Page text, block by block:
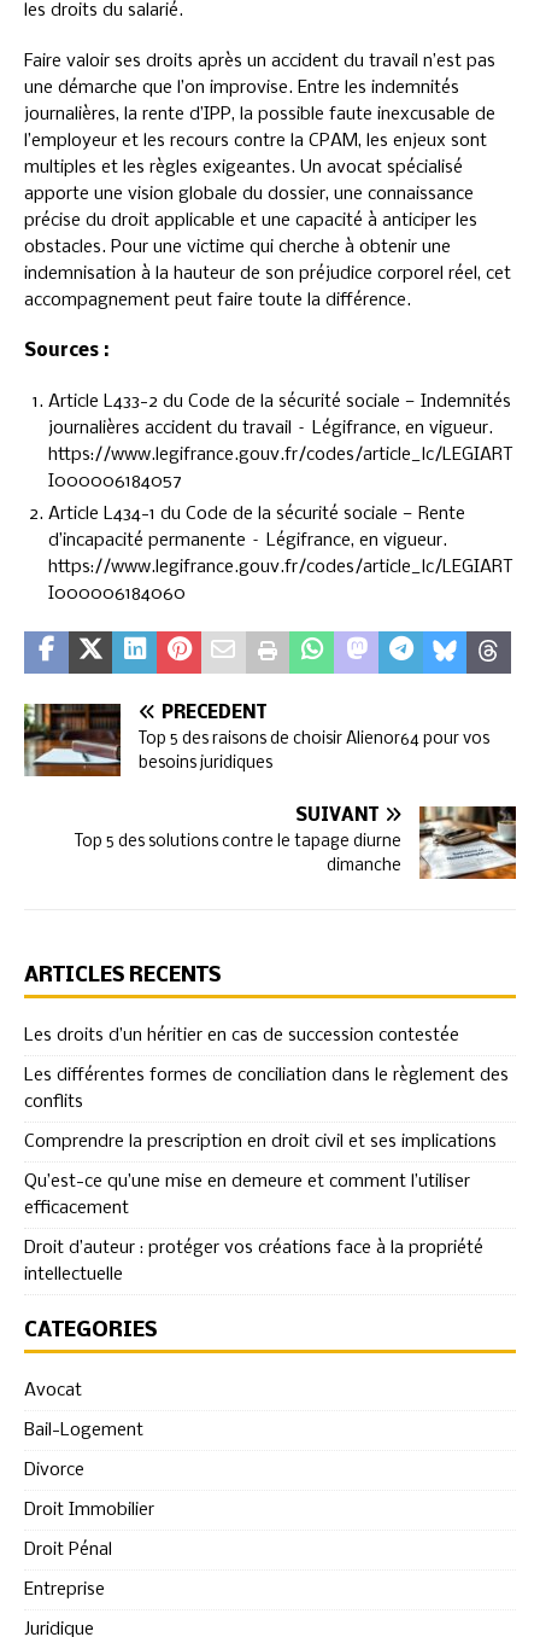
les droits du salarié.
Faire valoir ses droits après un accident du travail n’est pas
une démarche que l’on improvise. Entre les indemnités
journalières, la rente d’IPP, la possible faute inexcusable de
l’employeur et les recours contre la CPAM, les enjeux sont
multiples et les règles exigeantes. Un avocat spécialisé
apporte une vision globale du dossier, une connaissance
précise du droit applicable et une capacité à anticiper les
obstacles. Pour une victime qui cherche à obtenir une
indemnisation à la hauteur de son préjudice corporel réel, cet
accompagnement peut faire toute la différence.
Sources :
Article L433-2 du Code de la sécurité sociale — Indemnités
journalières accident du travail – Légifrance, en vigueur.
https://www.legifrance.gouv.fr/codes/article_lc/LEGIART
I000006184057
Article L434-1 du Code de la sécurité sociale — Rente
d’incapacité permanente – Légifrance, en vigueur.
https://www.legifrance.gouv.fr/codes/article_lc/LEGIART
I000006184060
PRÉCÉDENT
Top 5 des raisons de choisir Alienor64 pour vos
besoins juridiques
SUIVANT
Top 5 des solutions contre le tapage diurne
dimanche
ARTICLES RÉCENTS
Les droits d’un héritier en cas de succession contestée
Les différentes formes de conciliation dans le règlement des
conflits
Comprendre la prescription en droit civil et ses implications
Qu’est-ce qu’une mise en demeure et comment l’utiliser
efficacement
Droit d’auteur : protéger vos créations face à la propriété
intellectuelle
CATÉGORIES
Avocat
Bail-Logement
Divorce
Droit Immobilier
Droit Pénal
Entreprise
Juridique